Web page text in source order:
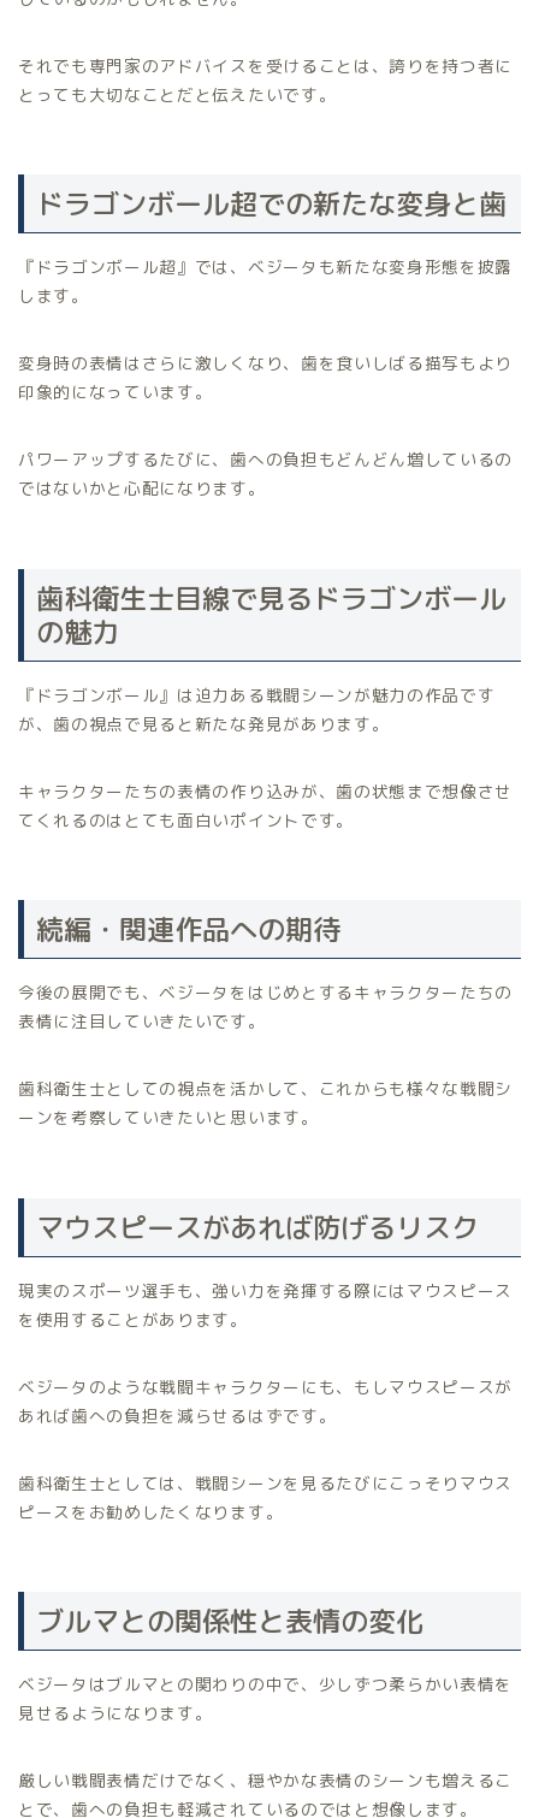
それでも専門家のアドバイスを受けることは、誇りを持つ者に
とっても大切なことだと伝えたいです。
ドラゴンボール超での新たな変身と歯
『ドラゴンボール超』では、ベジータも新たな変身形態を披露
します。
変身時の表情はさらに激しくなり、歯を食いしばる描写もより
印象的になっています。
パワーアップするたびに、歯への負担もどんどん増しているの
ではないかと心配になります。
歯科衛生士目線で見るドラゴンボール
の魅力
『ドラゴンボール』は迫力ある戦闘シーンが魅力の作品です
が、歯の視点で見ると新たな発見があります。
キャラクターたちの表情の作り込みが、歯の状態まで想像させ
てくれるのはとても面白いポイントです。
続編・関連作品への期待
今後の展開でも、ベジータをはじめとするキャラクターたちの
表情に注目していきたいです。
歯科衛生士としての視点を活かして、これからも様々な戦闘シ
ーンを考察していきたいと思います。
マウスピースがあれば防げるリスク
現実のスポーツ選手も、強い力を発揮する際にはマウスピース
を使用することがあります。
ベジータのような戦闘キャラクターにも、もしマウスピースが
あれば歯への負担を減らせるはずです。
歯科衛生士としては、戦闘シーンを見るたびにこっそりマウス
ピースをお勧めしたくなります。
ブルマとの関係性と表情の変化
ベジータはブルマとの関わりの中で、少しずつ柔らかい表情を
見せるようになります。
厳しい戦闘表情だけでなく、穏やかな表情のシーンも増えるこ
とで、歯への負担も軽減されているのではと想像します。